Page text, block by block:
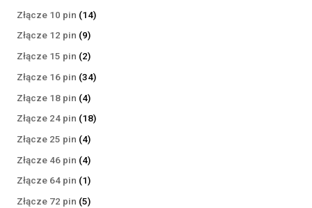
produkty
Złącze 10 pin 1414
Złącze 12 pin 99
produktów
Złącze 15 pin 22
produkty
Złącze 16 pin 3434
Złącze 18 pin 44
produkty
Złącze 24 pin 1818
Złącze 25 pin 44
produkty
Złącze 46 pin 44
produkty
Złącze 64 pin 11
produkt
Złącze 72 pin 55